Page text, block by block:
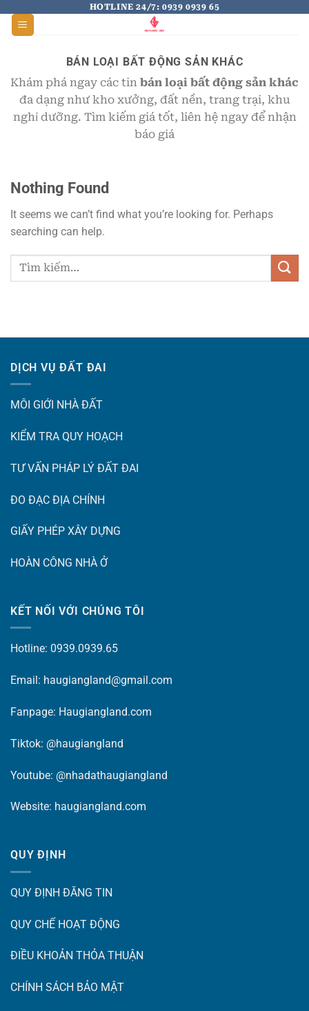
HOTLINE 24/7: 0939 0939 65
BÁN LOẠI BẤT ĐỘNG SẢN KHÁC
Khám phá ngay các tin bán loại bất động sản khác
đa dạng như kho xưởng, đất nền, trang trại, khu
nghỉ dưỡng. Tìm kiếm giá tốt, liên hệ ngay để nhận
báo giá
Nothing Found
It seems we can’t find what you’re looking for. Perhaps
searching can help.
DỊCH VỤ ĐẤT ĐAI
MÔI GIỚI NHÀ ĐẤT
KIỂM TRA QUY HOẠCH
TƯ VẤN PHÁP LÝ ĐẤT ĐAI
ĐO ĐẠC ĐỊA CHÍNH
GIẤY PHÉP XÂY DỰNG
HOÀN CÔNG NHÀ Ở
KẾT NỐI VỚI CHÚNG TÔI
Hotline: 0939.0939.65
Email: haugiangland@gmail.com
Fanpage: Haugiangland.com
Tiktok: @haugiangland
Youtube: @nhadathaugiangland
Website: haugiangland.com
QUY ĐỊNH
QUY ĐỊNH ĐĂNG TIN
QUY CHẾ HOẠT ĐỘNG
ĐIỀU KHOẢN THỎA THUẬN
CHÍNH SÁCH BẢO MẬT